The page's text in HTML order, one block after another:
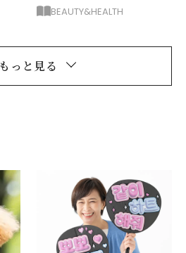
ぼみをカバーする目元メ
BEAUTY&HEALTH
もっと見る